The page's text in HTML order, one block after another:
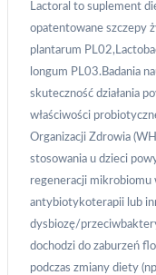
Lactoral to suplement
opatentowane szczepy
plantarum PL02,
longum PL03.Badania
skuteczność działania
właściwości
Organizacji Zdrowia
stosowania u dzieci
regeneracji mikrobiomu
antybiotykoterapii lub
dysbiozę/
dochodzi do zaburzeń
podczas zmiany diety
Wykorzystanie
Tworzenie profili w
Wykorzystywanie
spersonalizowanych
Pomiar
Pomiar
Rozumienie
kombinacji danych